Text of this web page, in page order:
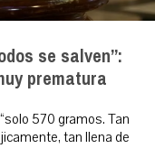
se salven”:
prematura
570 gramos. Tan
tan llena de